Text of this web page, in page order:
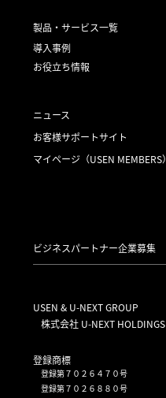
製品・サービス一覧
導入事例
お役立ち情報
ニュース
お客様サポートサイト
マイページ （USEN MEMBERS）
ビジネスパートナー企業募集
USEN & U-NEXT GROUP
株式会社 U-NEXT HOLDINGS
登録商標
登録第７０２６４７０号
登録第７０２６８８０号